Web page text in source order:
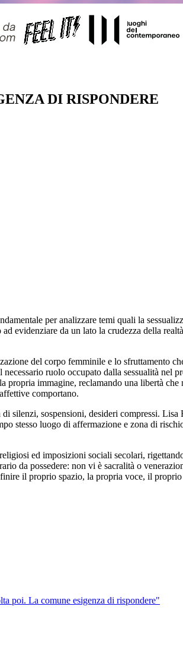
DI RISPONDERE
per analizzare temi quali la
evidenziare da un lato la crudezza della
del corpo femminile e lo sfruttamento
ruolo occupato dalla sessualità
immagine, reclamando una libertà
comportano.
silenzi, sospensioni, desideri compressi.
stesso luogo di affermazione e zona di
ed imposizioni sociali secolari,
da possedere: non vi è sacralità o
il proprio spazio, la propria voce, il
poi. La comune esigenza di rispondere"